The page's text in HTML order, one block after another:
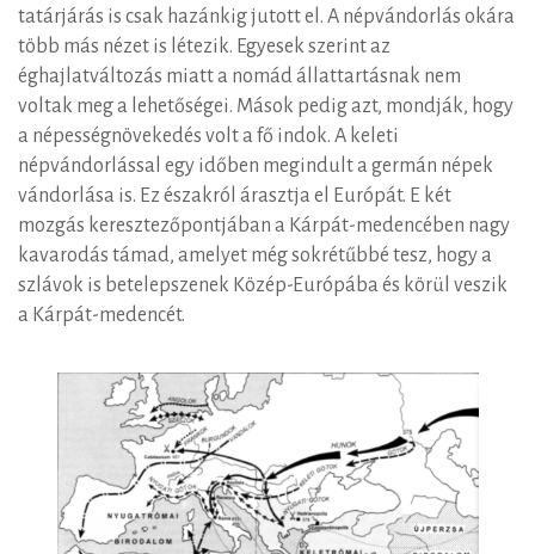
tatárjárás is csak hazánkig jutott el. A népvándorlás okára
több más nézet is létezik. Egyesek szerint az
éghajlatváltozás miatt a nomád állattartásnak nem
voltak meg a lehetőségei. Mások pedig azt, mondják, hogy
a népességnövekedés volt a fő indok. A keleti
népvándorlással egy időben megindult a germán népek
vándorlása is. Ez északról árasztja el Európát. E két
mozgás keresztezőpontjában a Kárpát-medencében nagy
kavarodás támad, amelyet még sokrétűbbé tesz, hogy a
szlávok is betelepszenek Közép-Európába és körül veszik
a Kárpát-medencét.